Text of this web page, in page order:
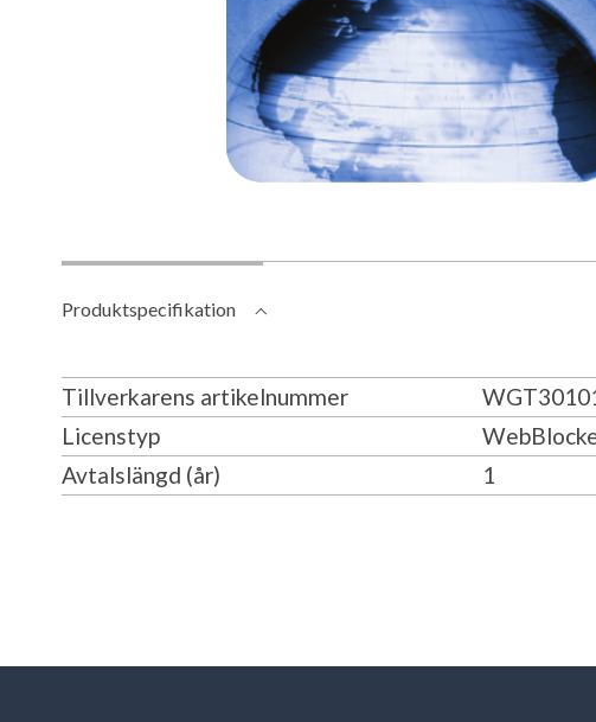
Produktspecifikation
Tillverkarens artikelnummer
Licenstyp
Avtalslängd (år)
1